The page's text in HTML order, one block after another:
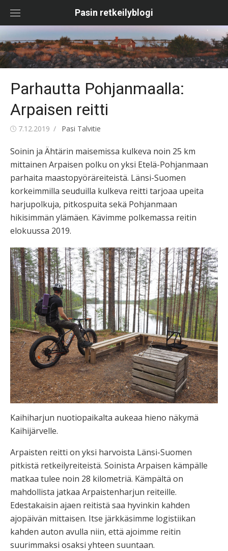
content
Pasin retkeilyblogi
Parhautta Pohjanmaalla:
Arpaisen reitti
Posted
7.12.2019 Author
Pasi Talvitie
Soinin ja Ähtärin maisemissa kulkeva noin 25 km
mittainen Arpaisen polku on yksi Etelä-Pohjanmaan
parhaita maastopyöräreiteistä. Länsi-Suomen
korkeimmilla seuduilla kulkeva reitti tarjoaa upeita
harjupolkuja, pitkospuita sekä Pohjanmaan
hikisimmän ylämäen. Kävimme polkemassa reitin
elokuussa 2019.
Kaihiharjun nuotiopaikalta aukeaa hieno näkymä
Kaihijärvelle.
Arpaisten reitti on yksi harvoista Länsi-Suomen
pitkistä retkeilyreiteistä. Soinista Arpaisen kämpälle
matkaa tulee noin 28 kilometriä. Kämpältä on
mahdollista jatkaa Arpaistenharjun reiteille.
Edestakaisin ajaen reitistä saa hyvinkin kahden
ajopäivän mittaisen. Itse järkkäsimme logistiikan
kahden auton avulla niin, että ajoimme reitin
suurimmaksi osaksi yhteen suuntaan.